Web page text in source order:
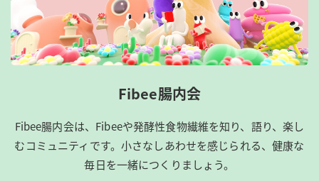
Fibee腸内会
Fibee腸内会は、​Fibeeや発酵性食物繊維を知り、語り、楽し
むコミュニティです。​小さなしあわせを感じられる、健康な
毎日を一緒につくりましょう。